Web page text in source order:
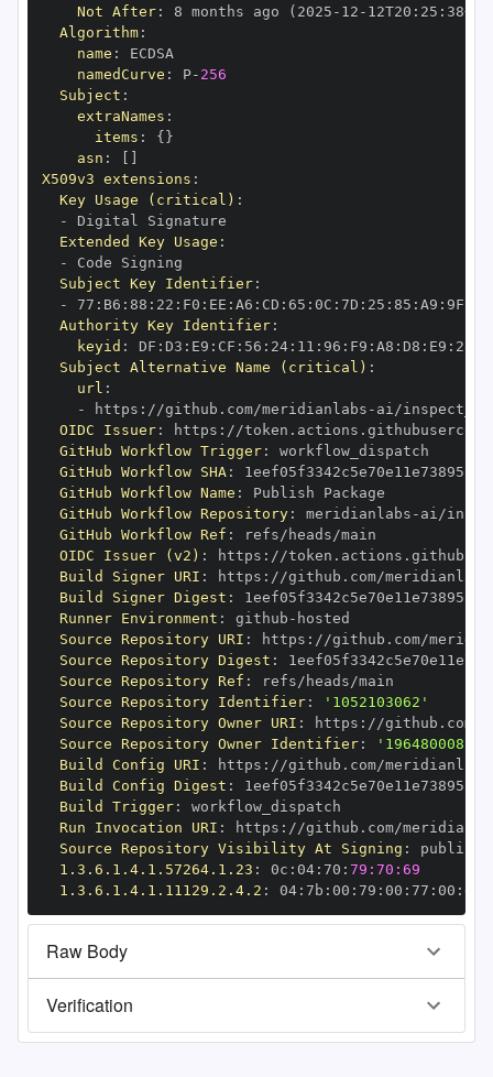
Not After: 8 months ago (2025 - 12 - 12T20 : 25 : 38+00
Algorithm:
name :
namedCurve : P- 256
Subject :
extraNames :
items : { }
asn :
X509v3 extensions :
Key Usage (critical) :
-
Extended Key Usage :
-
Subject Key Identifier:
-
77 : B6 : 88 : 22 : F0 : EE : A6 : CD : 65 : 0C : 7D : 25 : 85 : A9 : 9F
Authority Key Identifier:
keyid : DF : D3 : E9 : CF : 56 : 24: 11 : 96 : F9 : A8 : D8 : E9 : 28
Subject Alternative Name (critical) :
url :
-
https : //github.com/meridianlabs -
OIDC Issuer: https :
GitHub Workflow Trigger:
GitHub Workflow SHA:
GitHub Workflow Name :
GitHub Workflow Repository: meridianlabs -
GitHub Workflow Ref :
OIDC Issuer (v2) : https :
Build Signer URI : https : //github.com/meridianlabs
Build Signer Digest :
Runner Environment : github -
Source Repository URI : https : //github.com/
Source Repository Digest :
Source Repository Ref :
Source Repository Identifier:
'1052103062'
Source Repository Owner URI : https : //github.com/
Source Repository Owner Identifier:
'196480008'
Build Config URI : https : //github.com/meridianlabs
Build Config Digest :
Build Trigger:
Run Invocation URI : https : //github.com/
Source Repository Visibility At Signing :
1.3.6.1.4.1.57264.1.23 : 0c : 04: 70 : 79:70:69
1.3.6.1.4.1.11129.2.4.2 : 04: 7b : 00 : 79 : 00 : 77 : 00 : dd
Raw Body
Verification